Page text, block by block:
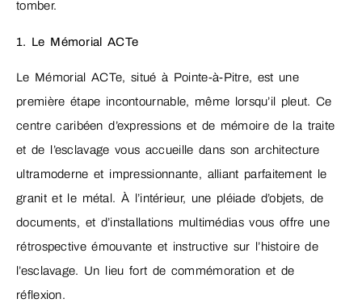
tomber.
1. Le Mémorial ACTe
Le Mémorial ACTe, situé à Pointe-à-Pitre, est une
première étape incontournable, même lorsqu’il pleut. Ce
centre caribéen d’expressions et de mémoire de la traite
et de l’esclavage vous accueille dans son architecture
ultramoderne et impressionnante, alliant parfaitement le
granit et le métal. À l’intérieur, une pléiade d’objets, de
documents, et d’installations multimédias vous offre une
rétrospective émouvante et instructive sur l’histoire de
l’esclavage. Un lieu fort de commémoration et de
réflexion.